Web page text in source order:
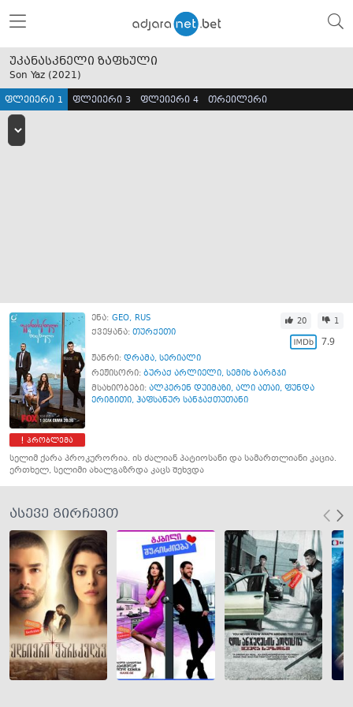
უკანასკნელი ზაფხული
Son Yaz (2021)
ფლეიერი 1 ფლეიერი 3 ფლეიერი 4 თრეილერი
პრობლემა
ენა: GEO RUS
ქვეყანა: თურქეთი
20 1
7.9
ჟანრი: დრამა, სერიალი
რეჟისორი: ბურაქ არლიელი, სემიხ ბარგჯი
მსახიობები: ალპერენ დუიმაზი, ალი ათაი, ფუნდა
ერიგითი, ჰაფსანურ სანჯაქთუთანი
სელიმ ქარა პროკურორია. ის ძალიან პატიოსანი და სამართლიანი კაცია.
ერთხელ, სელიმი ახალგაზრდა კაცს შეხვდა
ასევე გირჩევთ